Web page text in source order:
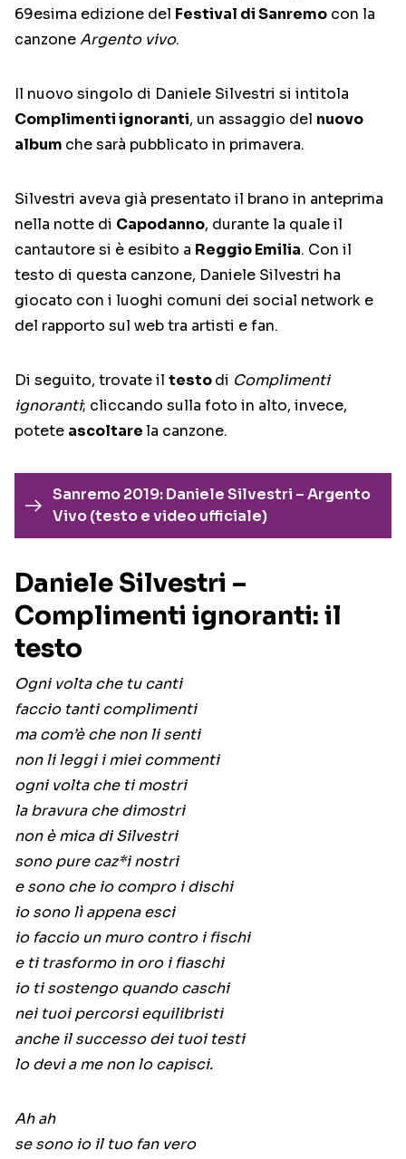
69esima edizione del Festival di Sanremo con la
canzoneArgento vivo.
Il nuovo singolo di Daniele Silvestri si intitola
Complimenti ignoranti, un assaggio del nuovo
album che sarà pubblicato in primavera.
Silvestri aveva già presentato il brano in anteprima
nella notte di Capodanno, durante la quale il
cantautore si è esibito a Reggio Emilia. Con il
testo di questa canzone, Daniele Silvestri ha
giocato con i luoghi comuni dei social network e
del rapporto sul web tra artisti e fan.
Di seguito, trovate il testodi Complimenti
ignoranti; cliccando sulla foto in alto, invece,
potete ascoltarela canzone.
Sanremo 2019: Daniele Silvestri – Argento
Vivo (testo e video ufficiale)
Daniele Silvestri –
Complimenti ignoranti: il
testo
Ogni volta che tu canti
faccio tanti complimenti
ma com’è che non li senti
non li leggi i miei commenti
ogni volta che ti mostri
la bravura che dimostri
non è mica di Silvestri
sono pure caz*i nostri
e sono che io compro i dischi
io sono lì appena esci
io faccio un muro contro i fischi
e ti trasformo in oro i fiaschi
io ti sostengo quando caschi
nei tuoi percorsi equilibristi
anche il successo dei tuoi testi
lo devi a me non lo capisci.
Ah ah
se sono io il tuo fan vero